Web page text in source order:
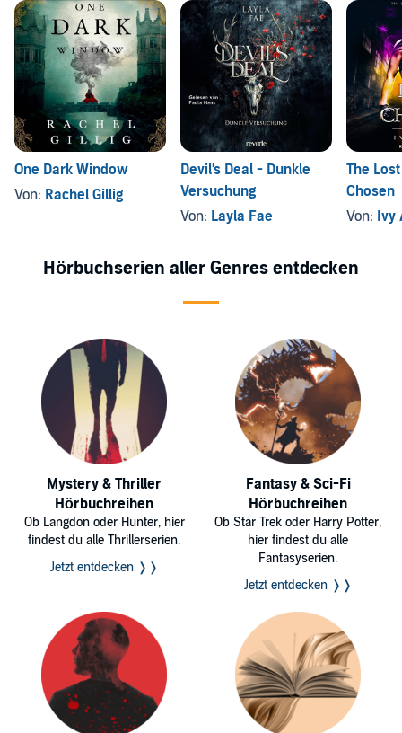
One Dark Window
Von: Rachel Gillig
Devil's Deal - Dunkle
Versuchung
Von: Layla Fae
The
Chosen
Von: Ivy
Hörbuchserien aller Genres entdecken
Mystery & Thriller
Hörbuchreihen
Ob Langdon oder Hunter, hier
findest du alle Thrillerserien.
Jetzt entdecken ❭❭
Fantasy & Sci-Fi
Hörbuchreihen
Ob Star Trek oder Harry Potter,
hier findest du alle
Fantasyserien.
Jetzt entdecken ❭❭